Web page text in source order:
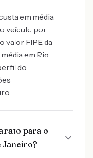
em média
veículo por
valor FIPE da
em Rio
do
para o
Janeiro?